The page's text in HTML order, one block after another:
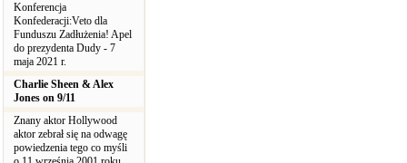
Konferencja
Konfederacji:Veto dla
Funduszu Zadłużenia! Apel
do prezydenta Dudy - 7
maja 2021 r.
Charlie Sheen & Alex
Jones on 9/11
Znany aktor Hollywood
aktor zebrał się na odwagę
powiedzenia tego co myśli